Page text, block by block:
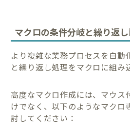
マクロの条件分岐と繰り返
より複雑な業務プロセスを自動
と繰り返し処理をマクロに組み
高度なマクロ作成には、マウス
けでなく、以下のようなマクロ
討してください：